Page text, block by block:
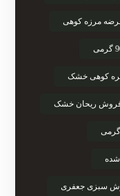
مرزه کوهی
کوهی خشک
ریحان خشک
سبزی جعفری